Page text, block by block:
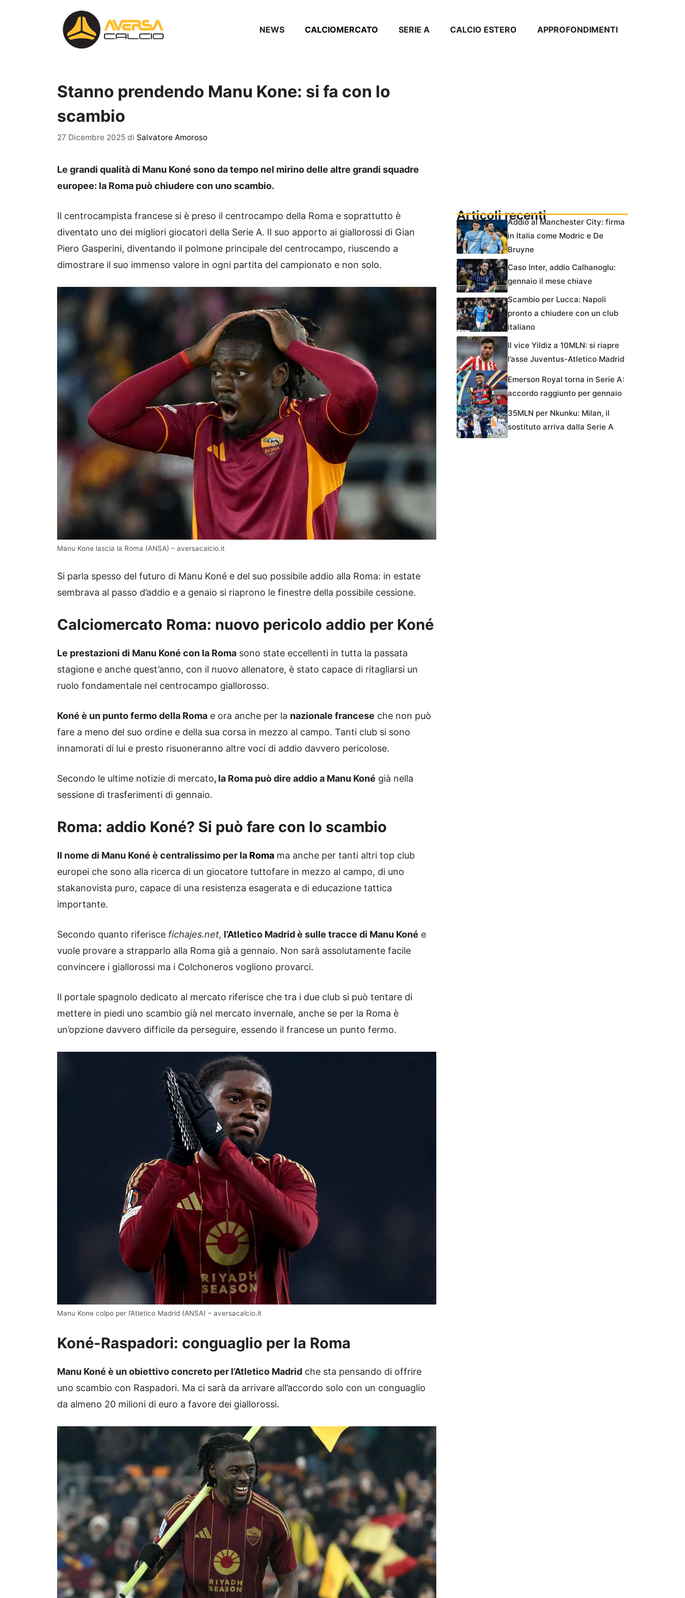
NEWS CALCIOMERCATO SERIE A CALCIO ESTERO APPROFONDIMENTI
Stanno prendendo Manu Kone: si fa con lo
scambio
27 Dicembre 2025 di Salvatore Amoroso
Le grandi qualità di Manu Koné sono da tempo nel mirino delle altre grandi squadre
europee: la Roma può chiudere con uno scambio.
Il centrocampista francese si è preso il centrocampo della Roma e soprattutto è
diventato uno dei migliori giocatori della Serie A. Il suo apporto ai giallorossi di Gian
Piero Gasperini, diventando il polmone principale del centrocampo, riuscendo a
dimostrare il suo immenso valore in ogni partita del campionato e non solo.
Manu Kone lascia la Roma (ANSA) – aversacalcio.it
Si parla spesso del futuro di Manu Koné e del suo possibile addio alla Roma: in estate
sembrava al passo d’addio e a genaio si riaprono le finestre della possibile cessione.
Calciomercato Roma: nuovo pericolo addio per Koné
Le prestazioni di Manu Koné con la Roma sono state eccellenti in tutta la passata
stagione e anche quest’anno, con il nuovo allenatore, è stato capace di ritagliarsi un
ruolo fondamentale nel centrocampo giallorosso.
Koné è un punto fermo della Roma e ora anche per la nazionale francese che non può
fare a meno del suo ordine e della sua corsa in mezzo al campo. Tanti club si sono
innamorati di lui e presto risuoneranno altre voci di addio davvero pericolose.
Secondo le ultime notizie di mercato, la Roma può dire addio a Manu Koné già nella
sessione di trasferimenti di gennaio.
Roma: addio Koné? Si può fare con lo scambio
Il nome di Manu Koné è centralissimo per la Roma ma anche per tanti altri top club
europei che sono alla ricerca di un giocatore tuttofare in mezzo al campo, di uno
stakanovista puro, capace di una resistenza esagerata e di educazione tattica
importante.
Secondo quanto riferisce fichajes.net, l’Atletico Madrid è sulle tracce di Manu Koné e
vuole provare a strapparlo alla Roma già a gennaio. Non sarà assolutamente facile
convincere i giallorossi ma i Colchoneros vogliono provarci.
Il portale spagnolo dedicato al mercato riferisce che tra i due club si può tentare di
mettere in piedi uno scambio già nel mercato invernale, anche se per la Roma è
un’opzione davvero difficile da perseguire, essendo il francese un punto fermo.
Manu Kone colpo per l’Atletico Madrid (ANSA) – aversacalcio.it
Koné-Raspadori: conguaglio per la Roma
Manu Koné è un obiettivo concreto per l’Atletico Madrid che sta pensando di offrire
uno scambio con Raspadori. Ma ci sarà da arrivare all’accordo solo con un conguaglio
da almeno 20 milioni di euro a favore dei giallorossi.
Articoli recentiAddio al Manchester City: firma
in Italia come Modric e De
Bruyne
Caso Inter, addio Calhanoglu:
gennaio il mese chiave
Scambio per Lucca: Napoli
pronto a chiudere con un club
italiano
Il vice Yildiz a 10MLN: si riapre
l’asse Juventus-Atletico Madrid
Emerson Royal torna in Serie A:
accordo raggiunto per gennaio
35MLN per Nkunku: Milan, il
sostituto arriva dalla Serie A